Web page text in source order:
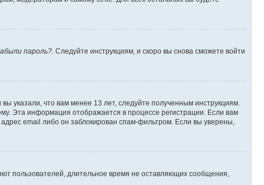
пароль? . Следуйте инструкциям, и скоро вы снова сможете войти
указали, что вам менее 13 лет, следуйте полученным инструкциям.
Эта информация отображается в процессе регистрации. Если вам
email либо он заблокирован спам-фильтром. Если вы уверены,
пользователей, длительное время не оставляющих сообщения,